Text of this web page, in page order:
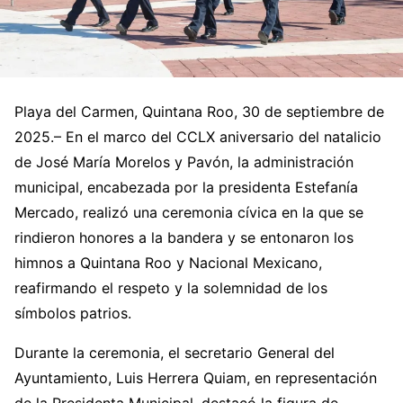
Playa del Carmen, Quintana Roo, 30 de septiembre de
2025.– En el marco del CCLX aniversario del natalicio
de José María Morelos y Pavón, la administración
municipal, encabezada por la presidenta Estefanía
Mercado, realizó una ceremonia cívica en la que se
rindieron honores a la bandera y se entonaron los
himnos a Quintana Roo y Nacional Mexicano,
reafirmando el respeto y la solemnidad de los
símbolos patrios.
Durante la ceremonia, el secretario General del
Ayuntamiento, Luis Herrera Quiam, en representación